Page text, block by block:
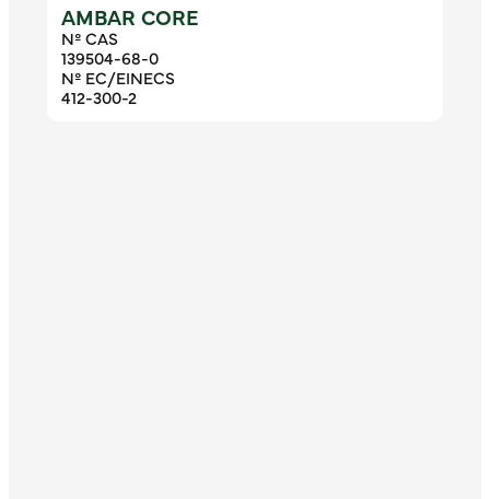
AMBAR CORE
Nº CAS
139504-68-0
Nº EC/EINECS
412-300-2